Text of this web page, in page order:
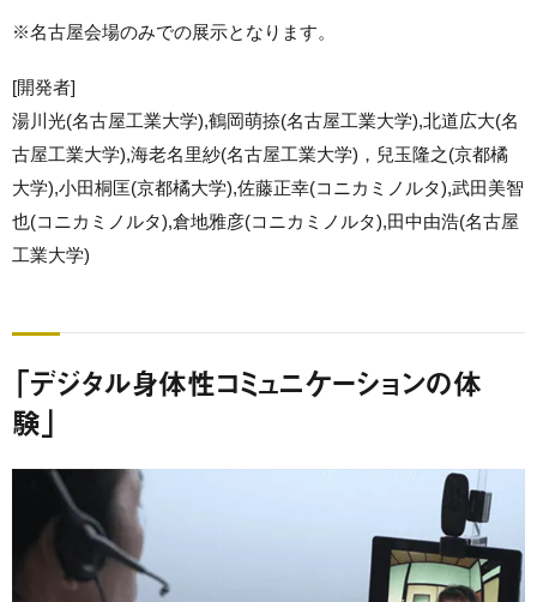
※名古屋会場のみでの展示となります。
[開発者]
湯川光(名古屋工業大学),鶴岡萌捺(名古屋工業大学),北道広大(名
古屋工業大学),海老名里紗(名古屋工業大学)，兒玉隆之(京都橘
大学),小田桐匡(京都橘大学),佐藤正幸(コニカミノルタ),武田美智
也(コニカミノルタ),倉地雅彦(コニカミノルタ),田中由浩(名古屋
工業大学)
「デジタル身体性コミュニケーションの体
験」